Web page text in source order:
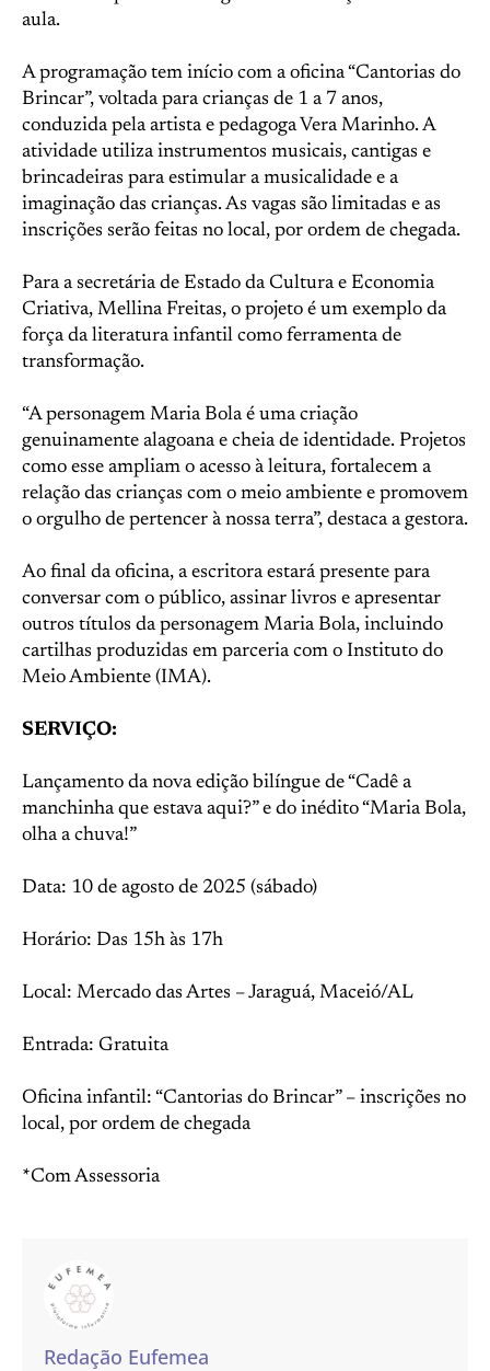
aula.
A programação tem início com a oficina “Cantorias do
Brincar”, voltada para crianças de 1 a 7 anos,
conduzida pela artista e pedagoga Vera Marinho. A
atividade utiliza instrumentos musicais, cantigas e
brincadeiras para estimular a musicalidade e a
imaginação das crianças. As vagas são limitadas e as
inscrições serão feitas no local, por ordem de chegada.
Para a secretária de Estado da Cultura e Economia
Criativa, Mellina Freitas, o projeto é um exemplo da
força da literatura infantil como ferramenta de
transformação.
“A personagem Maria Bola é uma criação
genuinamente alagoana e cheia de identidade. Projetos
como esse ampliam o acesso à leitura, fortalecem a
relação das crianças com o meio ambiente e promovem
o orgulho de pertencer à nossa terra”, destaca a gestora.
Ao final da oficina, a escritora estará presente para
conversar com o público, assinar livros e apresentar
outros títulos da personagem Maria Bola, incluindo
cartilhas produzidas em parceria com o Instituto do
Meio Ambiente (IMA).
SERVIÇO:
Lançamento da nova edição bilíngue de “Cadê a
manchinha que estava aqui?” e do inédito “Maria Bola,
olha a chuva!”
Data: 10 de agosto de 2025 (sábado)
Horário: Das 15h às 17h
Local: Mercado das Artes – Jaraguá, Maceió/AL
Entrada: Gratuita
Oficina infantil: “Cantorias do Brincar” – inscrições no
local, por ordem de chegada
*Com Assessoria
Redação Eufemea